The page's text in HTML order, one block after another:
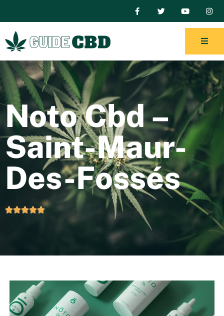
Noto Cbd –
Saint-Maur-
Des-Fossés
